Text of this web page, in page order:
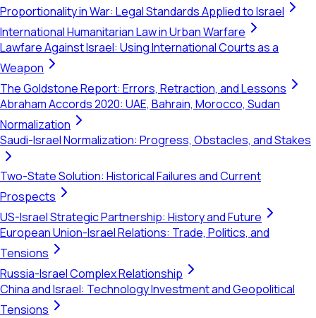
Proportionality in War: Legal Standards Applied to Israel
International Humanitarian Law in Urban Warfare
Lawfare Against Israel: Using International Courts as a
Weapon
The Goldstone Report: Errors, Retraction, and Lessons
Abraham Accords 2020: UAE, Bahrain, Morocco, Sudan
Normalization
Saudi-Israel Normalization: Progress, Obstacles, and Stakes
Two-State Solution: Historical Failures and Current
Prospects
US-Israel Strategic Partnership: History and Future
European Union-Israel Relations: Trade, Politics, and
Tensions
Russia-Israel Complex Relationship
China and Israel: Technology Investment and Geopolitical
Tensions